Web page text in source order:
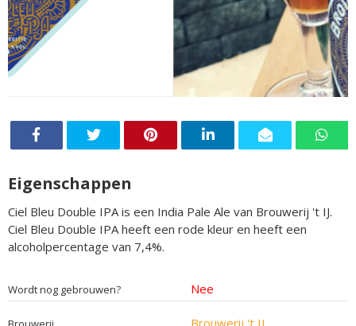
Eigenschappen
Ciel Bleu Double IPA is een India Pale Ale van Brouwerij 't IJ.
Ciel Bleu Double IPA heeft een rode kleur en heeft een
alcoholpercentage van 7,4%.
Wordt nog gebrouwen? Nee
Brouwerij 't IJ